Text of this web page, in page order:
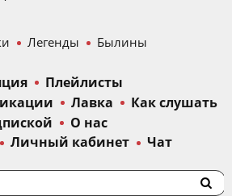
Легенды Былины
Плейлисты
Лавка
Как слушать
О нас
Личный кабинет Чат